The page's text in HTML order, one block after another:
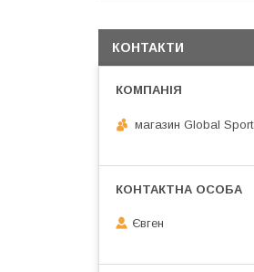
КОНТАКТИ
магазин Global Sport
Євген